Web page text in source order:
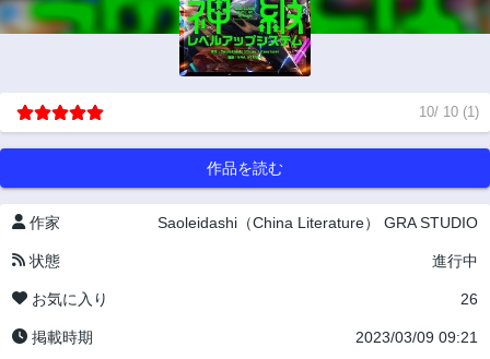
10/ 10 (1)
作品を読む
作家 Saoleidashi（China Literature） GRA STUDIO
状態 進行中
お気に入り 26
掲載時期 2023/03/09 09:21